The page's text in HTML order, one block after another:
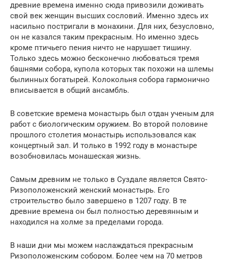
древние времена именно сюда привозили доживать
свой век женщин высших сословий. Именно здесь их
насильно постригали в монахини. Для них, безусловно,
он не казался таким прекрасным. Но именно здесь
кроме птичьего пения ничто не нарушает тишину.
Только здесь можно бесконечно любоваться тремя
башнями собора, купола которых так похожи на шлемы
былинных богатырей. Колокольня собора гармонично
вписывается в общий ансамбль.
В советские времена монастырь был отдан ученым для
работ с биологическим оружием. Во второй половине
прошлого столетия монастырь использовался как
концертный зал. И только в 1992 году в монастыре
возобновилась монашеская жизнь.
Самым древним не только в Суздале является Свято-
Ризоположенский женский монастырь. Его
строительство было завершено в 1207 году. В те
древние времена он был полностью деревянным и
находился на холме за пределами города.
В наши дни мы можем наслаждаться прекрасным
Ризоположенским собором. Более чем на 70 метров